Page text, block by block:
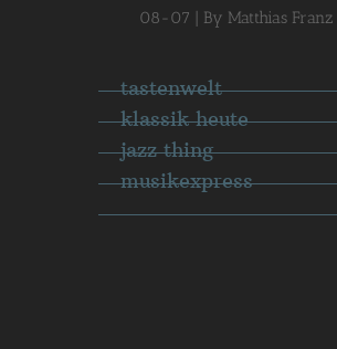
08-07
By Matthias Franz
tastenwelt
klassik heute
jazz thing
musikexpress